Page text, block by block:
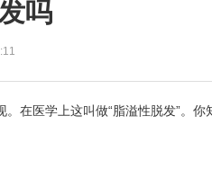
吗
在医学上这叫做“脂溢性脱发”。你